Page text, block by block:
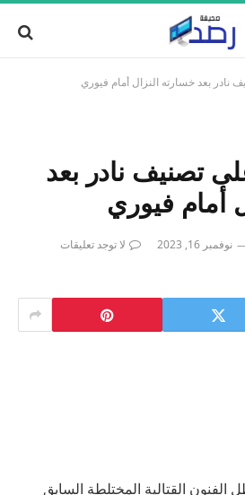
نادر بعد خسارته النزال أمام فيوري
تصنيف نادر بعد
أمام فيوري
نوفمبر 16, 2023
لا توجد تعليقات
القتالية المختلطة السابق